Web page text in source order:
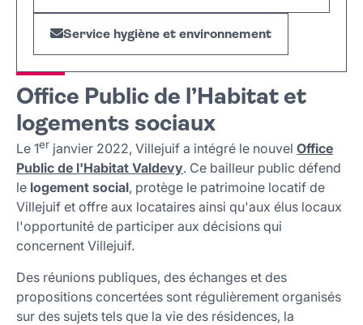
Service hygiène et environnement
Office Public de l’Habitat et
logements sociaux
Le 1er janvier 2022, Villejuif a intégré le nouvel Office
Public de l'Habitat Valdevy. Ce bailleur public défend
le logement social, protège le patrimoine locatif de
Villejuif et offre aux locataires ainsi qu'aux élus locaux
l'opportunité de participer aux décisions qui
concernent Villejuif.
Des réunions publiques, des échanges et des
propositions concertées sont régulièrement organisés
sur des sujets tels que la vie des résidences, la